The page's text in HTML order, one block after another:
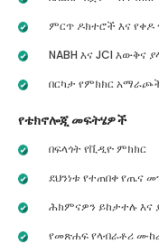
ምርጥ ዶክተሮች እና
NABH እና JCI
በርካታ የምክክር
የቴክኖሎጂ መፍትሄዎች
በፍላጎት የቪዲዮ ምክክር
ደህንነቱ የተጠበቀ የጤና
ሕክምናዎን ይከታተሉ እና
የመጽሐፍ የላብራቶሪ